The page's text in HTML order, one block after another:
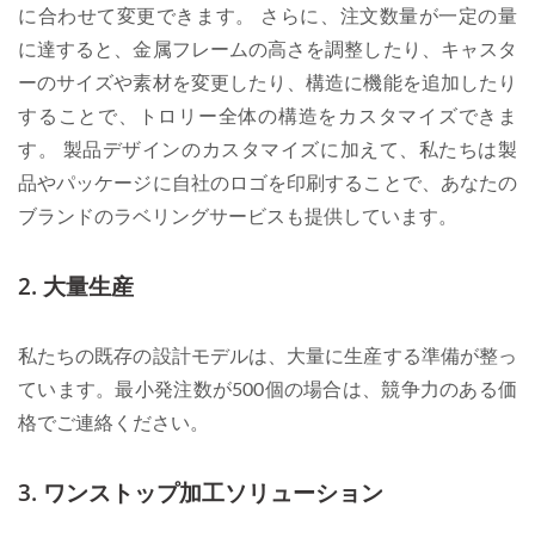
に合わせて変更できます。 さらに、注文数量が一定の量
に達すると、金属フレームの高さを調整したり、キャスタ
ーのサイズや素材を変更したり、構造に機能を追加したり
することで、トロリー全体の構造をカスタマイズできま
す。 製品デザインのカスタマイズに加えて、私たちは製
品やパッケージに自社のロゴを印刷することで、あなたの
ブランドのラベリングサービスも提供しています。
2. 大量生産
私たちの既存の設計モデルは、大量に生産する準備が整っ
ています。最小発注数が500個の場合は、競争力のある価
格でご連絡ください。
3. ワンストップ加工ソリューション